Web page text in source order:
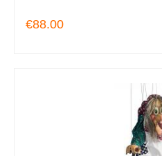
€88.00